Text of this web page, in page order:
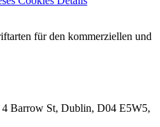
für den kommerziellen und
Barrow St, Dublin, D04 E5W5,